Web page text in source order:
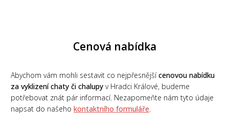
Cenová nabídka
Abychom vám mohli sestavit co nejpřesnějšícenovou nabídku
za vyklizení chaty či chalupy v Hradci Králové, budeme
potřebovat znát pár informací. Nezapomeňte nám tyto údaje
napsat do našeho kontaktního formuláře.